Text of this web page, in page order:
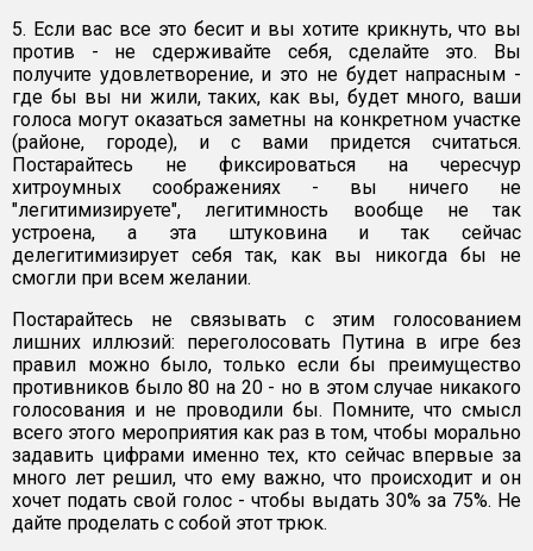
5. Если вас все это бесит и вы хотите крикнуть, что вы
против - не сдерживайте себя, сделайте это. Вы
получите удовлетворение, и это не будет напрасным -
где бы вы ни жили, таких, как вы, будет много, ваши
голоса могут оказаться заметны на конкретном участке
(районе, городе), и с вами придется считаться.
Постарайтесь не фиксироваться на чересчур
хитроумных соображениях - вы ничего не
"легитимизируете", легитимность вообще не так
устроена, а эта штуковина и так сейчас
делегитимизирует себя так, как вы никогда бы не
смогли при всем желании.
Постарайтесь не связывать с этим голосованием
лишних иллюзий: переголосовать Путина в игре без
правил можно было, только если бы преимущество
противников было 80 на 20 - но в этом случае никакого
голосования и не проводили бы. Помните, что смысл
всего этого мероприятия как раз в том, чтобы морально
задавить цифрами именно тех, кто сейчас впервые за
много лет решил, что ему важно, что происходит и он
хочет подать свой голос - чтобы выдать 30% за 75%. Не
дайте проделать с собой этот трюк.